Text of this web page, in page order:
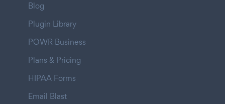
Blog
Plugin Library
POWR Business
Plans & Pricing
HIPAA Forms
Email Blast